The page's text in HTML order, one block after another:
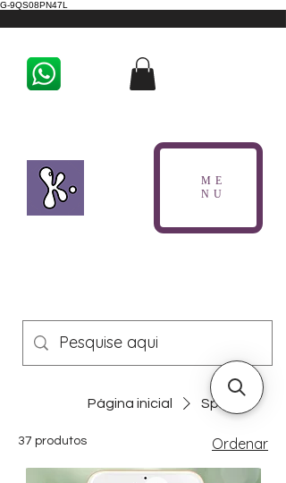
G-9QS08PN47L
ME
NU
Página inicial Spirit
37 produtos Ordenar